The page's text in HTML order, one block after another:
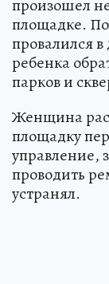
произошел
площадке.
провалился
ребенка
парков и
Женщина
площадку
управление,
проводить
устранял.